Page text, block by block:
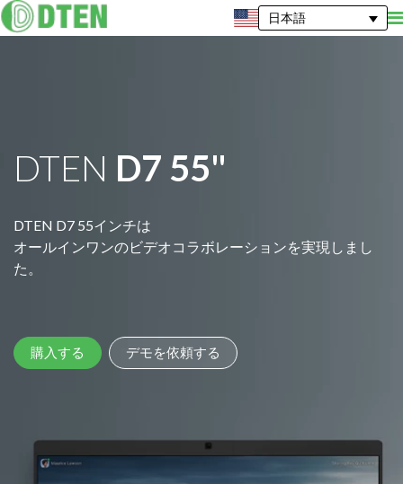
日本語
DTEN D7 55"
DTEN D7 55インチは
オールインワンのビデオコラボレーションを実現しまし
た。
購入する デモを依頼する